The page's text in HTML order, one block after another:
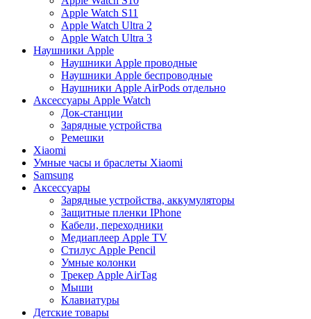
Apple Watch S11
Apple Watch Ultra 2
Apple Watch Ultra 3
Наушники Apple
Наушники Apple проводные
Наушники Apple беспроводные
Наушники Apple AirPods отдельно
Аксессуары Apple Watch
Док-станции
Зарядные устройства
Ремешки
Xiaomi
Умные часы и браслеты Xiaomi
Samsung
Аксессуары
Зарядные устройства, аккумуляторы
Защитные пленки IPhone
Кабели, переходники
Медиаплеер Apple TV
Стилус Apple Pencil
Умные колонки
Трекер Apple AirTag
Мыши
Клавиатуры
Детские товары